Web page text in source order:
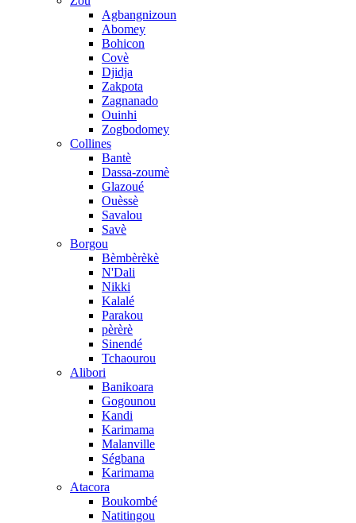
Agbangnizoun
Abomey
Bohicon
Covè
Djidja
Zakpota
Zagnanado
Ouinhi
Zogbodomey
Collines
Bantè
Dassa-zoumè
Glazoué
Ouèssè
Savalou
Savè
Borgou
Bèmbèrèkè
N'Dali
Nikki
Kalalé
Parakou
pèrèrè
Sinendé
Tchaourou
Alibori
Banikoara
Gogounou
Kandi
Karimama
Malanville
Ségbana
Karimama
Atacora
Boukombé
Natitingou